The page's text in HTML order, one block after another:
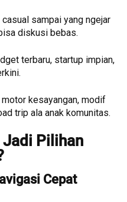
sampai yang ngejar
diskusi bebas.
terbaru, startup impian,
kesayangan, modif
trip ala anak komunitas.
Jadi Pilihan
Cepat